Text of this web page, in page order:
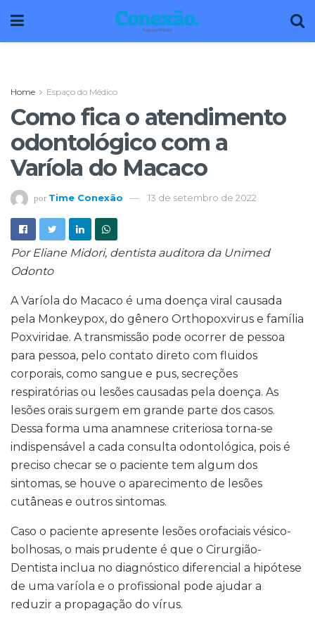
Home Espaço do Médico
Como fica o atendimento
odontológico com a
Varíola do Macaco
por Time Conexão 13 de setembro de 2022
Por Eliane Midori, dentista auditora da Unimed
Odonto
A Varíola do Macaco é uma doença viral causada
pela Monkeypox, do gênero Orthopoxvirus e família
Poxviridae. A transmissão pode ocorrer de pessoa
para pessoa, pelo contato direto com fluidos
corporais, como sangue e pus, secreções
respiratórias ou lesões causadas pela doença. As
lesões orais surgem em grande parte dos casos.
Dessa forma uma anamnese criteriosa torna-se
indispensável a cada consulta odontológica, pois é
preciso checar se o paciente tem algum dos
sintomas, se houve o aparecimento de lesões
cutâneas e outros sintomas.
Caso o paciente apresente lesões orofaciais vésico-
bolhosas, o mais prudente é que o Cirurgião-
Dentista inclua no diagnóstico diferencial a hipótese
de uma varíola e o profissional pode ajudar a
reduzir a propagação do vírus.